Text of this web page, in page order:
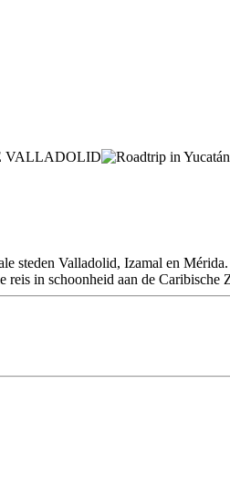
steden Valladolid, Izamal en
in schoonheid aan de